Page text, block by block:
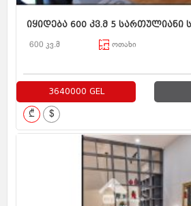
იყიდება 600 კვ.მ 5 სართულიანი
600 კვ.მ ოთახი
3640000 GEL
₾ $